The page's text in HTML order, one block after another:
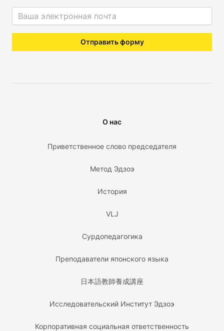
Email address
Отправить форму
О нас
Приветственное слово председателя
Метод Эдзоэ
История
VLJ
Сурдопедагогика
Преподаватели японского языка
日本語教師養成講座
Исследовательский Институт Эдзоэ
Корпоративная социальная ответственность